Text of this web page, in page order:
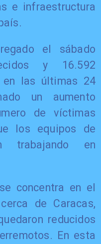
e infraestructura
el sábado
y 16.592
en las últimas 24
un aumento
de víctimas
los equipos de
trabajando en
concentra en el
de Caracas,
reducidos
En esta